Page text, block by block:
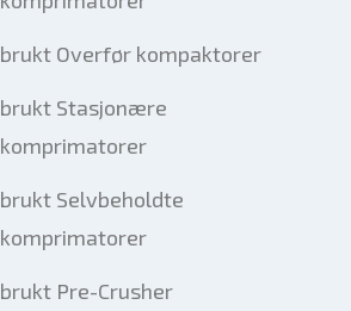
brukt Overfør kompaktorer
brukt Stasjonære
komprimatorer
brukt Selvbeholdte
komprimatorer
brukt Pre-Crusher